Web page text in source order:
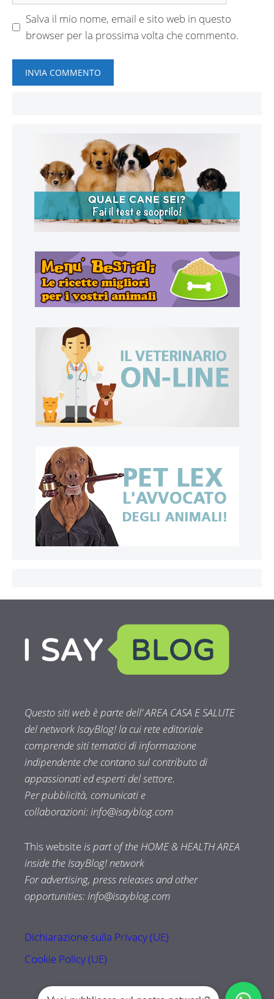
Salva il mio nome, email e sito web in questo
browser per la prossima volta che commento.
Questo siti web è parte dell’ AREA CASA E SALUTE
del network IsayBlog! la cui rete editoriale
comprende siti tematici di informazione
indipendente che contano sul contributo di
appassionati ed esperti del settore.
Per pubblicità, comunicati e
collaborazioni:info@isayblog.com
This websiteis part of the HOME & HEALTH AREA
inside the IsayBlog! network
For advertising, press releases and other
opportunities:info@isayblog.com
Dichiarazione sulla Privacy (UE)
Cookie Policy (UE)